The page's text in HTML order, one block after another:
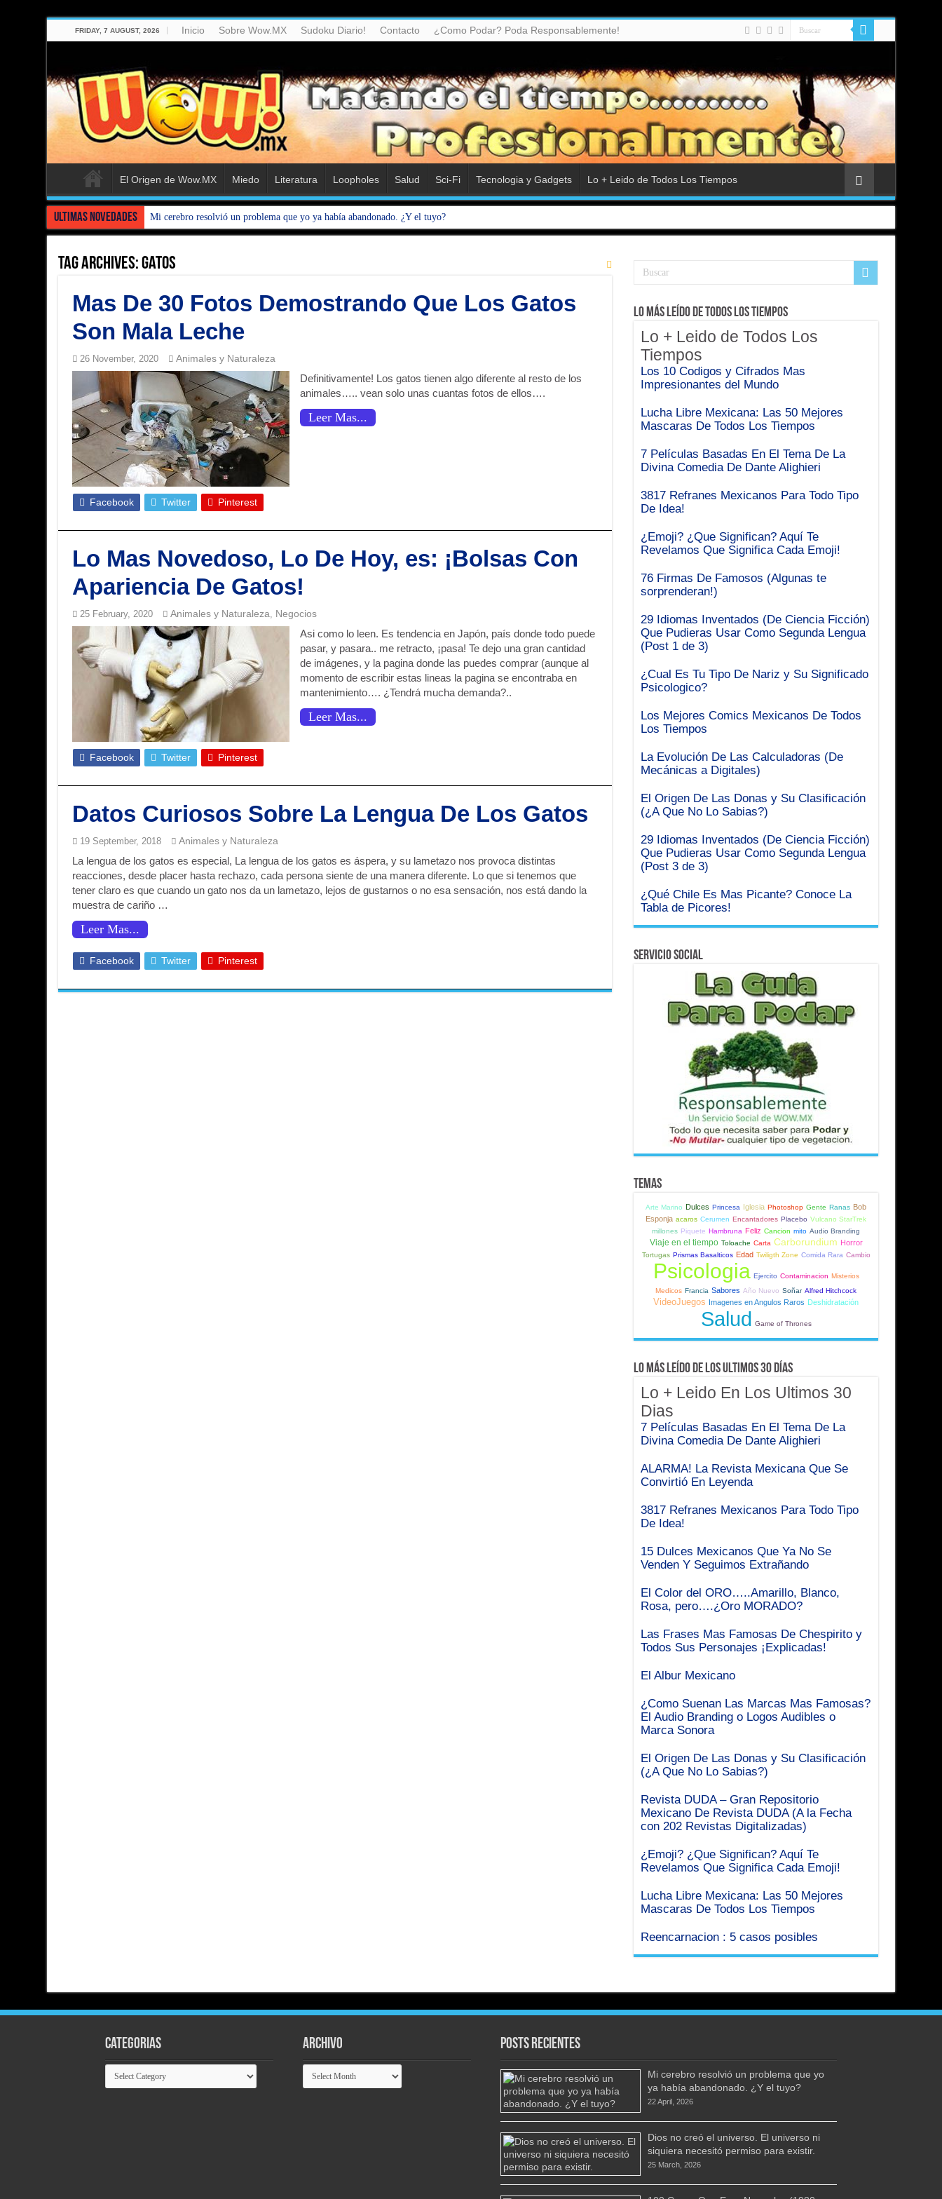
FRIDAY, 7 AUGUST, 2026 Inicio Sobre Wow.MX Sudoku Diario! Contacto ¿Como Podar? Poda Responsablemente!
El Origen de Wow.MX Miedo Literatura Loopholes Salud Sci-Fi Tecnologia y Gadgets Lo + Leido de Todos Los Tiempos
Ultimas Novedades Mi cerebro resolvió un problema que yo ya había abandonado. ¿Y el tuyo?
Tag Archives:Gatos
Mas De 30 Fotos Demostrando Que Los Gatos
Son Mala Leche
26 November, 2020 Animales y Naturaleza
Definitivamente! Los gatos tienen algo diferente al resto de los
animales….. vean solo unas cuantas fotos de ellos….
Leer Mas...
Facebook Twitter Pinterest
Lo Mas Novedoso, Lo De Hoy, es: ¡Bolsas Con
Apariencia De Gatos!
25 February, 2020 Animales y Naturaleza Negocios
Asi como lo leen. Es tendencia en Japón, país donde todo puede
pasar, y pasara.. me retracto, ¡pasa! Te dejo una gran cantidad
de imágenes, y la pagina donde las puedes comprar (aunque al
momento de escribir estas lineas la pagina se encontraba en
mantenimiento…. ¿Tendrá mucha demanda?..
Leer Mas...
Facebook Twitter Pinterest
Datos Curiosos Sobre La Lengua De Los Gatos
19 September, 2018 Animales y Naturaleza
La lengua de los gatos es especial, La lengua de los gatos es áspera, y su lametazo nos provoca distintas
reacciones, desde placer hasta rechazo, cada persona siente de una manera diferente. Lo que si tenemos que
tener claro es que cuando un gato nos da un lametazo, lejos de gustarnos o no esa sensación, nos está dando la
muestra de cariño …
Leer Mas...
Facebook Twitter Pinterest
Lo Más Leído de Todos Los Tiempos
Lo + Leido de Todos Los
Tiempos
Los 10 Codigos y Cifrados Mas
Impresionantes del Mundo
Lucha Libre Mexicana: Las 50 Mejores
Mascaras De Todos Los Tiempos
7 Películas Basadas En El Tema De La
Divina Comedia De Dante Alighieri
3817 Refranes Mexicanos Para Todo Tipo
De Idea!
¿Emoji? ¿Que Significan? Aquí Te
Revelamos Que Significa Cada Emoji!
76 Firmas De Famosos (Algunas te
sorprenderan!)
29 Idiomas Inventados (De Ciencia Ficción)
Que Pudieras Usar Como Segunda Lengua
(Post 1 de 3)
¿Cual Es Tu Tipo De Nariz y Su Significado
Psicologico?
Los Mejores Comics Mexicanos De Todos
Los Tiempos
La Evolución De Las Calculadoras (De
Mecánicas a Digitales)
El Origen De Las Donas y Su Clasificación
(¿A Que No Lo Sabias?)
29 Idiomas Inventados (De Ciencia Ficción)
Que Pudieras Usar Como Segunda Lengua
(Post 3 de 3)
¿Qué Chile Es Mas Picante? Conoce La
Tabla de Picores!
Servicio Social
Temas
Arte Marino Dulces Princesa Iglesia Photoshop Gente Ranas Bob
Esponja acaros Cerumen Encantadores Placebo Vulcano StarTrek
millones Piquete Hambruna Feliz Cancion mito Audio Branding
Viaje en el tiempo Toloache Carta Carborundium Horror
Tortugas Prismas Basalticos Edad Twiligth Zone Comida Rara Cambio
Psicologia Ejercito Contaminacion Misterios
Medicos Francia Sabores Año Nuevo Soñar Alfred Hitchcock
VideoJuegos Imagenes en Angulos Raros Deshidratación
Salud Game of Thrones
Lo Más Leído de Los Ultimos 30 Días
Lo + Leido En Los Ultimos 30
Dias
7 Películas Basadas En El Tema De La
Divina Comedia De Dante Alighieri
ALARMA! La Revista Mexicana Que Se
Convirtió En Leyenda
3817 Refranes Mexicanos Para Todo Tipo
De Idea!
15 Dulces Mexicanos Que Ya No Se
Venden Y Seguimos Extrañando
El Color del ORO…..Amarillo, Blanco,
Rosa, pero….¿Oro MORADO?
Las Frases Mas Famosas De Chespirito y
Todos Sus Personajes ¡Explicadas!
El Albur Mexicano
¿Como Suenan Las Marcas Mas Famosas?
El Audio Branding o Logos Audibles o
Marca Sonora
El Origen De Las Donas y Su Clasificación
(¿A Que No Lo Sabias?)
Revista DUDA – Gran Repositorio
Mexicano De Revista DUDA (A la Fecha
con 202 Revistas Digitalizadas)
¿Emoji? ¿Que Significan? Aquí Te
Revelamos Que Significa Cada Emoji!
Lucha Libre Mexicana: Las 50 Mejores
Mascaras De Todos Los Tiempos
Reencarnacion : 5 casos posibles
Categorias
Categorias
Archivo
Archivo
Posts Recientes
Mi cerebro resolvió un problema que yo
ya había abandonado. ¿Y el tuyo?
22 April, 2026
Dios no creó el universo. El universo ni
siquiera necesitó permiso para existir.
25 March, 2026